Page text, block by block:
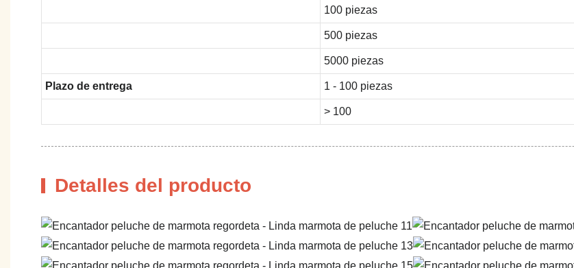
100 piezas
500 piezas
5000 piezas
Plazo de entrega 1 - 100 piezas
> 100
Detalles del producto